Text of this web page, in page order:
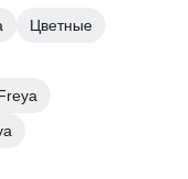
Цветные